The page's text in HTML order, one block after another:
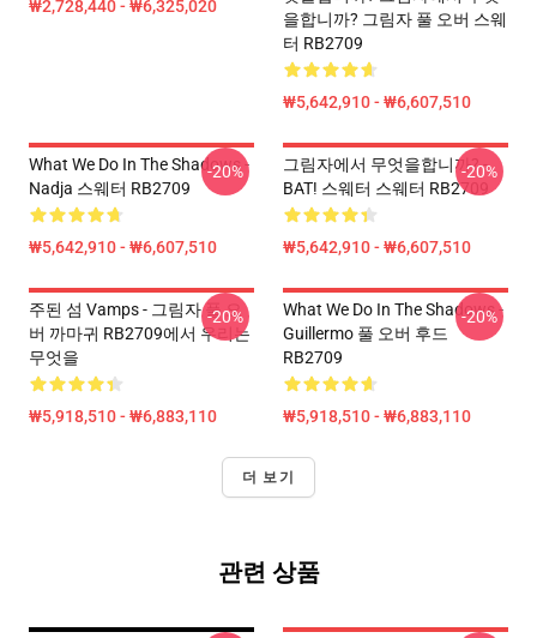
₩2,728,440 - ₩6,325,020
을합니까? 그림자 풀 오버 스웨
터 RB2709
₩5,642,910 - ₩6,607,510
What We Do In The Shadows -
Nadja 스웨터 RB2709
₩5,642,910 - ₩6,607,510
-20%
그림자에서 무엇을합니까? -
BAT! 스웨터 스웨터 RB2709
₩5,642,910 - ₩6,607,510
-20%
주된 섬 Vamps - 그림자 풀 오
버 까마귀 RB2709에서 우리는
무엇을
₩5,918,510 - ₩6,883,110
-20%
What We Do In The Shadows -
Guillermo 풀 오버 후드
RB2709
₩5,918,510 - ₩6,883,110
-20%
더 보기
관련 상품